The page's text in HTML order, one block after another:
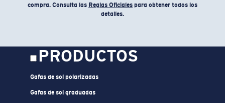
compra. Consulta las Reglas Oficiales para obtener todos los
detalles.
PRODUCTOS
Gafas de sol polarizadas
Gafas de sol graduadas